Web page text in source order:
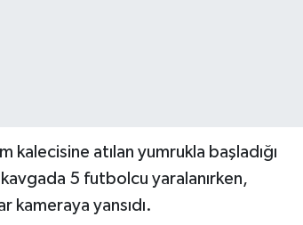
kalecisine atılan yumrukla başladığı
5 futbolcu yaralanırken,
kameraya yansıdı.